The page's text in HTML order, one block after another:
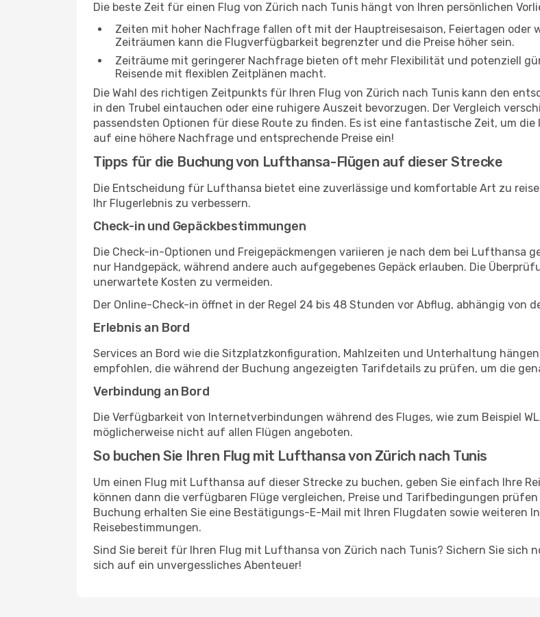
Die beste Zeit für einen Flug von Zürich nach Tunis hängt von Ihren persönlichen
Zeiten mit hoher Nachfrage fallen oft mit der Hauptreisesaison, Feiertagen oder
Zeiträumen kann die Flugverfügbarkeit begrenzter und die Preise höher sein.
Zeiträume mit geringerer Nachfrage bieten oft mehr Flexibilität und potenziell
Reisende mit flexiblen Zeitplänen macht.
Die Wahl des richtigen Zeitpunkts für Ihren Flug von Zürich nach Tunis kann den
in den Trubel eintauchen oder eine ruhigere Auszeit bevorzugen. Der Vergleich
passendsten Optionen für diese Route zu finden. Es ist eine fantastische Zeit, um
auf eine höhere Nachfrage und entsprechende Preise ein!
Tipps für die Buchung von Lufthansa-Flügen auf dieser Strecke
Die Entscheidung für Lufthansa bietet eine zuverlässige und komfortable Art zu
Ihr Flugerlebnis zu verbessern.
Check-in und Gepäckbestimmungen
Die Check-in-Optionen und Freigepäckmengen variieren je nach dem bei Lufthansa
nur Handgepäck, während andere auch aufgegebenes Gepäck erlauben. Die
unerwartete Kosten zu vermeiden.
Der Online-Check-in öffnet in der Regel 24 bis 48 Stunden vor Abflug, abhängig von
Erlebnis an Bord
Services an Bord wie die Sitzplatzkonfiguration, Mahlzeiten und Unterhaltung
empfohlen, die während der Buchung angezeigten Tarifdetails zu prüfen, um die
Verbindung an Bord
Die Verfügbarkeit von Internetverbindungen während des Fluges, wie zum Beispiel
möglicherweise nicht auf allen Flügen angeboten.
So buchen Sie Ihren Flug mit Lufthansa von Zürich nach Tunis
Um einen Flug mit Lufthansa auf dieser Strecke zu buchen, geben Sie einfach Ihre
können dann die verfügbaren Flüge vergleichen, Preise und Tarifbedingungen
Buchung erhalten Sie eine Bestätigungs-E-Mail mit Ihren Flugdaten sowie weiteren
Reisebestimmungen.
Sind Sie bereit für Ihren Flug mit Lufthansa von Zürich nach Tunis? Sichern Sie sich
sich auf ein unvergessliches Abenteuer!